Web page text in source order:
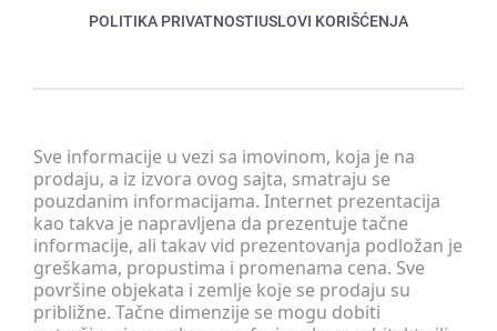
POLITIKA PRIVATNOSTIUSLOVI KORIŠĆENJA
Sve informacije u vezi sa imovinom, koja je na
prodaju, a iz izvora ovog sajta, smatraju se
pouzdanim informacijama. Internet prezentacija
kao takva je napravljena da prezentuje tačne
informacije, ali takav vid prezentovanja podložan je
greškama, propustima i promenama cena. Sve
površine objekata i zemlje koje se prodaju su
približne. Tačne dimenzije se mogu dobiti